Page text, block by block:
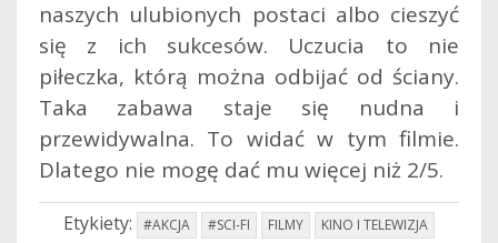
naszych ulubionych postaci albo cieszyć
się z ich sukcesów. Uczucia to nie
piłeczka, którą można odbijać od ściany.
Taka zabawa staje się nudna i
przewidywalna. To widać w tym filmie.
Dlatego nie mogę dać mu więcej niż 2/5.
Etykiety: #AKCJA #SCI-FI FILMY
KINO I TELEWIZJA